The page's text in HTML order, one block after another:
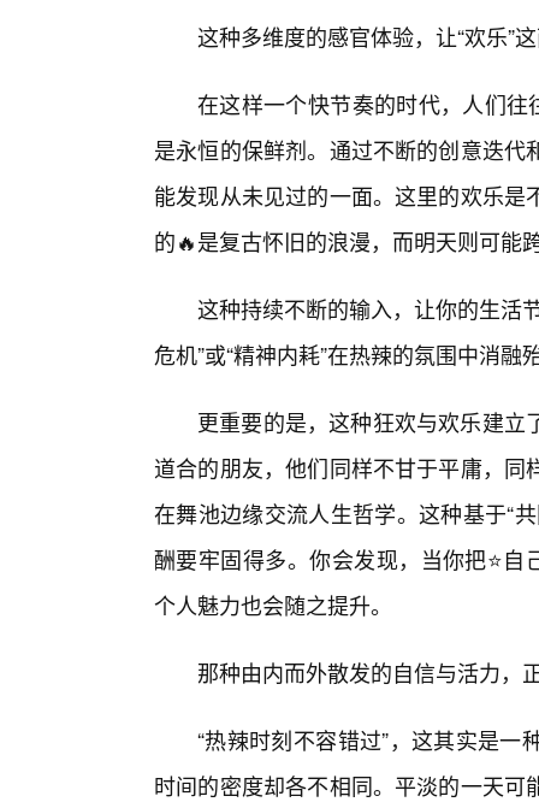
这种多维度的感官体验，让“欢乐”
在这样一个快节奏的时代，人们往
是永恒的保鲜剂。通过不断的创意迭
能发现从未见过的一面。这里的欢乐
的🔥是复古怀旧的浪漫，而明天则可能
这种持续不断的输入，让你的生活
危机”或“精神内耗”在热辣的氛围中消融
更重要的是，这种狂欢与欢乐建
道合的朋友，他们同样不甘于平庸，
在舞池边缘交流人生哲学。这种基于“
酬要牢固得多。你会发现，当你把⭐
个人魅力也会随之提升。
那种由内而外散发的自信与活力，
“热辣时刻不容错过”，这其实是
时间的密度却各不相同。平淡的一天